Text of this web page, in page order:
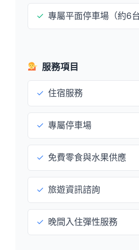
✓ 專屬平面停車場（約6台
服務項目
✓ 住宿服務
✓ 專屬停車場
✓ 免費零食與水果供應
✓ 旅遊資訊諮詢
✓ 晚間入住彈性服務